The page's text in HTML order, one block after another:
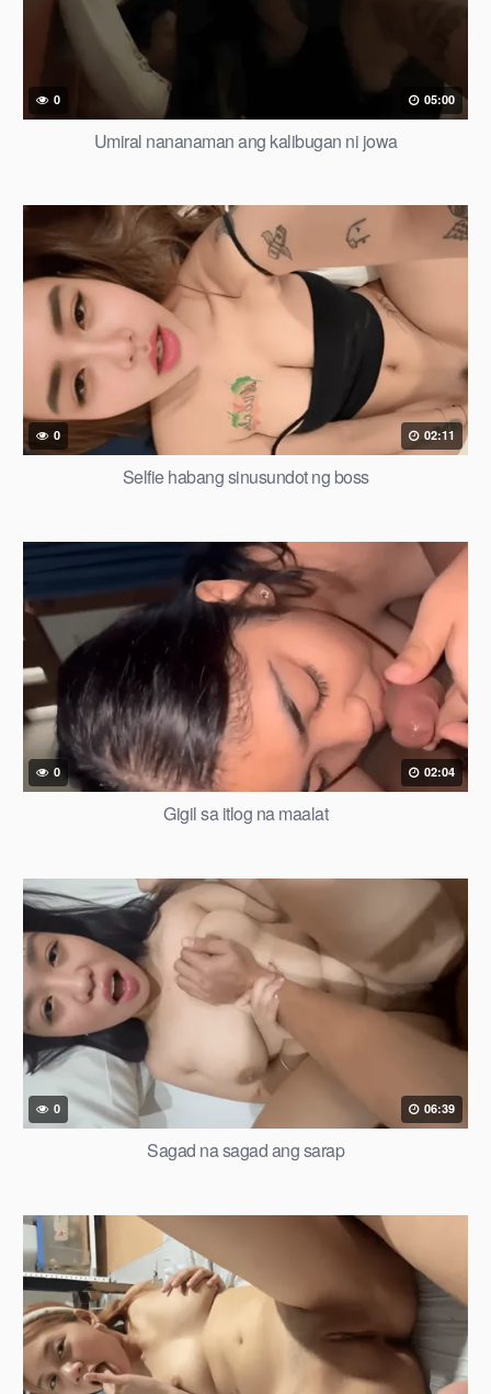
0 05:00
Umiral nananaman ang kalibugan ni jowa
0 02:11
Selfie habang sinusundot ng boss
0 02:04
Gigil sa itlog na maalat
0 06:39
Sagad na sagad ang sarap